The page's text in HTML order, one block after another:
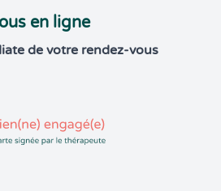
en ligne
de votre rendez-vous